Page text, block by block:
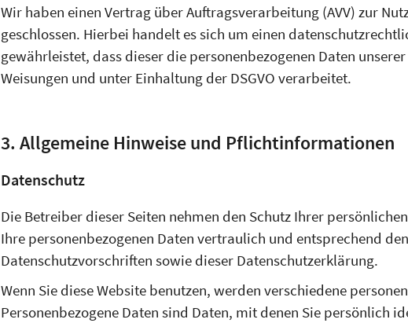
Wir haben einen Vertrag über Auftragsverarbeitung (AVV) zur
geschlossen. Hierbei handelt es sich um einen
gewährleistet, dass dieser die personenbezogenen Daten
Weisungen und unter Einhaltung der DSGVO verarbeitet.
3. Allgemeine Hinweise und Pflicht­informationen
Datenschutz
Die Betreiber dieser Seiten nehmen den Schutz Ihrer
Ihre personenbezogenen Daten vertraulich und entsprechend
Datenschutzvorschriften sowie dieser Datenschutzerklärung.
Wenn Sie diese Website benutzen, werden verschiedene
Personenbezogene Daten sind Daten, mit denen Sie persönlich